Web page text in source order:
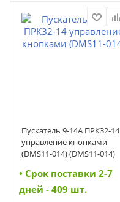
Пускатель 9-14А ПРК32-14
управление кнопками
(DMS11-014) (DMS11-014)
• Cрок поставки 2-7
дней - 409 шт.